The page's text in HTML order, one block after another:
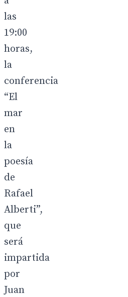
las
19:00
horas,
la
conferencia
“El
mar
en
la
poesía
de
Rafael
Alberti”,
que
será
impartida
por
Juan